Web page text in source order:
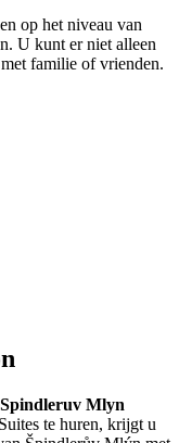
op het niveau van
U kunt er niet alleen
familie of vrienden.
Mlyn
te huren, krijgt u